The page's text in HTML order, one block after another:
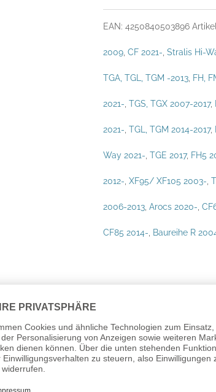
Haltegriffe
EAN: 4250840503896
2009, CF 2021- Stralis Hi-
TGA, TGL, TGM -2013, FH,
2021- TGS, TGX 2007-2017,
2021- TGL, TGM 2014-2017,
Way 2021- TGE 2017, FH5
2012- XF95/ XF105 2003-
2006-2013, Arocs 2020-
CF85 2014- Baureihe R